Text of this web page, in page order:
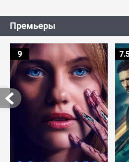
Премьеры
9